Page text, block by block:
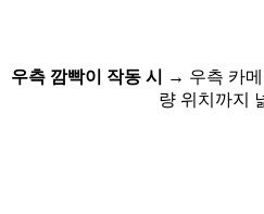
우측 깜빡이 작동 시 → 우측 카
량 위치까지